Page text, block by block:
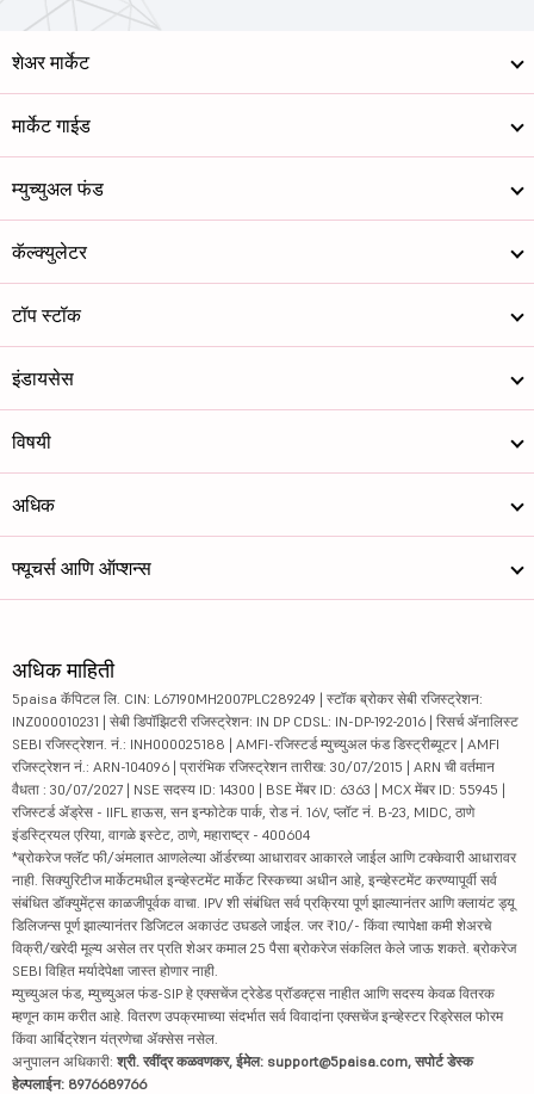
शेअर मार्केट
मार्केट गाईड
म्युच्युअल फंड
कॅल्क्युलेटर
टॉप स्टॉक
इंडायसेस
विषयी
अधिक
फ्यूचर्स आणि ऑप्शन्स
अधिक माहिती
5paisa कॅपिटल लि. CIN: L67190MH2007PLC289249 | स्टॉक ब्रोकर सेबी रजिस्ट्रेशन:
INZ000010231 | सेबी डिपॉझिटरी रजिस्ट्रेशन: IN DP CDSL: IN-DP-192-2016 | रिसर्च ॲनालिस्ट
SEBI रजिस्ट्रेशन. नं.: INH000025188 | AMFI-रजिस्टर्ड म्युच्युअल फंड डिस्ट्रीब्यूटर | AMFI
रजिस्ट्रेशन नं.: ARN-104096 | प्रारंभिक रजिस्ट्रेशन तारीख: 30/07/2015 | ARN ची वर्तमान
वैधता : 30/07/2027 | NSE सदस्य ID: 14300 | BSE मेंबर ID: 6363 | MCX मेंबर ID: 55945 |
रजिस्टर्ड ॲड्रेस - IIFL हाऊस, सन इन्फोटेक पार्क, रोड नं. 16V, प्लॉट नं. B-23, MIDC, ठाणे
इंडस्ट्रियल एरिया, वागळे इस्टेट, ठाणे, महाराष्ट्र - 400604
*ब्रोकरेज फ्लॅट फी/अंमलात आणलेल्या ऑर्डरच्या आधारावर आकारले जाईल आणि टक्केवारी आधारावर
नाही. सिक्युरिटीज मार्केटमधील इन्व्हेस्टमेंट मार्केट रिस्कच्या अधीन आहे, इन्व्हेस्टमेंट करण्यापूर्वी सर्व
संबंधित डॉक्युमेंट्स काळजीपूर्वक वाचा. IPV शी संबंधित सर्व प्रक्रिया पूर्ण झाल्यानंतर आणि क्लायंट ड्यू
डिलिजन्स पूर्ण झाल्यानंतर डिजिटल अकाउंट उघडले जाईल. जर ₹10/- किंवा त्यापेक्षा कमी शेअरचे
विक्री/खरेदी मूल्य असेल तर प्रति शेअर कमाल 25 पैसा ब्रोकरेज संकलित केले जाऊ शकते. ब्रोकरेज
SEBI विहित मर्यादेपेक्षा जास्त होणार नाही.
म्युच्युअल फंड, म्युच्युअल फंड-SIP हे एक्सचेंज ट्रेडेड प्रॉडक्ट्स नाहीत आणि सदस्य केवळ वितरक
म्हणून काम करीत आहे. वितरण उपक्रमाच्या संदर्भात सर्व विवादांना एक्सचेंज इन्व्हेस्टर रिड्रेसल फोरम
किंवा आर्बिट्रेशन यंत्रणेचा ॲक्सेस नसेल.
अनुपालन अधिकारी: श्री. रवींद्र कळवणकर, ईमेल: support@5paisa.com, सपोर्ट डेस्क
हेल्पलाईन: 8976689766